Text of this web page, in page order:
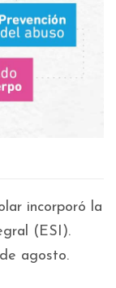
incorporó la
(ESI).
agosto.